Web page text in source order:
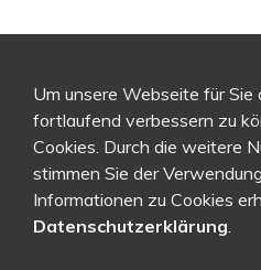
Um unsere Webseite für
fortlaufend verbessern zu
Cookies. Durch die weitere
stimmen Sie der
Informationen zu Cookies
Datenschutzerklärung.